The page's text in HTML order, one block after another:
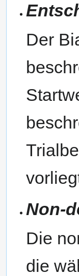
Der
Non-
Die
die